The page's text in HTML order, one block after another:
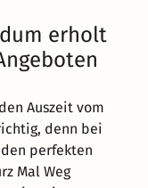
erholt
Auszeit vom
denn bei
perfekten
Mal Weg